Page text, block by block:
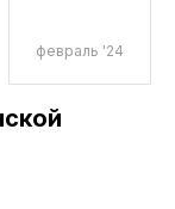
февраль '24